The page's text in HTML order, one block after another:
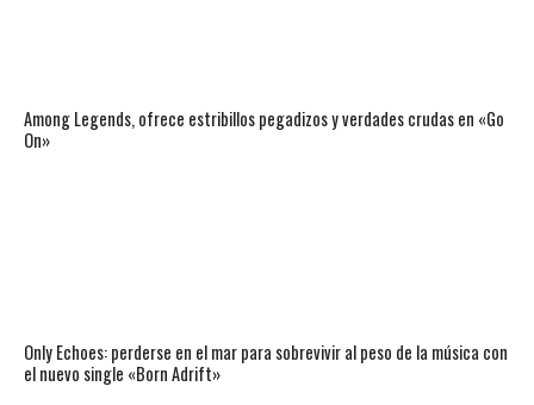
Among Legends, ofrece estribillos pegadizos y verdades crudas en «Go
On»
Only Echoes: perderse en el mar para sobrevivir al peso de la música con
el nuevo single «Born Adrift»